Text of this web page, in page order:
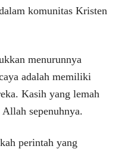
komunitas Kristen
menurunnya
adalah memiliki
Kasih yang lemah
sepenuhnya.
perintah yang